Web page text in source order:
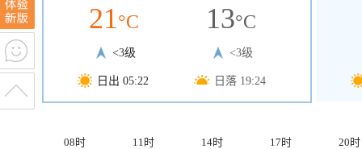
21°C
<3级
日出 05:22
13°C
<3级
日落 19:24
08时 11时 14时 17时 20时